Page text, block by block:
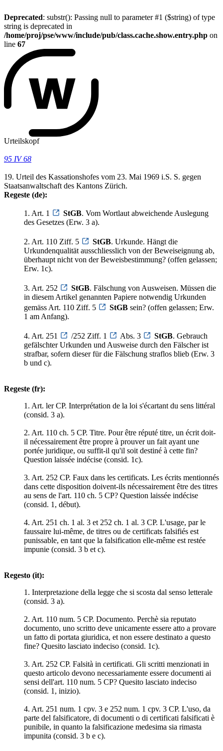
Deprecated: substr(): Passing null to parameter #1 ($string) of type
string is deprecated in
/home/proj/pse/www/include/pub/class.cache.show.entry.php on
line 67
Urteilskopf
95 IV 68
19. Urteil des Kassationshofes vom 23. Mai 1969 i.S. S. gegen
Staatsanwaltschaft des Kantons Zürich.
Regeste (de):
1. Art. 1 StGB. Vom Wortlaut abweichende Auslegung
des Gesetzes (Erw. 3 a).
2. Art. 110 Ziff. 5 StGB. Urkunde. Hängt die
Urkundenqualität ausschliesslich von der Beweiseignung ab,
überhaupt nicht von der Beweisbestimmung? (offen gelassen;
Erw. 1c).
3. Art. 252 StGB. Fälschung von Ausweisen. Müssen die
in diesem Artikel genannten Papiere notwendig Urkunden
gemäss Art. 110 Ziff. 5
StGB sein? (offen gelassen; Erw.
1 am Anfang).
4. Art. 251 /252 Ziff. 1 Abs. 3 StGB. Gebrauch
gefälschter Urkunden und Ausweise durch den Fälscher ist
strafbar, sofern dieser für die Fälschung straflos blieb (Erw. 3
b und c).
Regeste (fr):
1. Art. ler CP. Interprétation de la loi s'écartant du sens littéral
(consid. 3 a).
2. Art. 110 ch. 5 CP. Titre. Pour être réputé titre, un écrit doit-
il nécessairement être propre à prouver un fait ayant une
portée juridique, ou suffit-il qu'il soit destiné à cette fin?
Question laissée indécise (consid. 1c).
3. Art. 252 CP. Faux dans les certificats. Les écrits mentionnés
dans cette disposition doivent-ils nécessairement être des titres
au sens de l'art. 110 ch. 5 CP? Question laissée indécise
(consid. 1, début).
4. Art. 251 ch. 1 al. 3 et 252 ch. 1 al. 3 CP. L'usage, par le
faussaire lui-même, de titres ou de certificats falsifiés est
punissable, en tant que la falsification elle-même est restée
impunie (consid. 3 b et c).
Regesto (it):
1. Interpretazione della legge che si scosta dal senso letterale
(consid. 3 a).
2. Art. 110 num. 5 CP. Documento. Perchè sia reputato
documento, uno scritto deve unicamente essere atto a provare
un fatto di portata giuridica, et non essere destinato a questo
fine? Quesito lasciato indeciso (consid. 1c).
3. Art. 252 CP. Falsità in certificati. Gli scritti menzionati in
questo articolo devono necessariamente essere documenti ai
sensi dell'art. 110 num. 5 CP? Quesito lasciato indeciso
(consid. 1, inizio).
4. Art. 251 num. 1 cpv. 3 e 252 num. 1 cpv. 3 CP. L'uso, da
parte del falsificatore, di documenti o di certificati falsificati è
punibile, in quanto la falsificazione medesima sia rimasta
impunita (consid. 3 b e c).